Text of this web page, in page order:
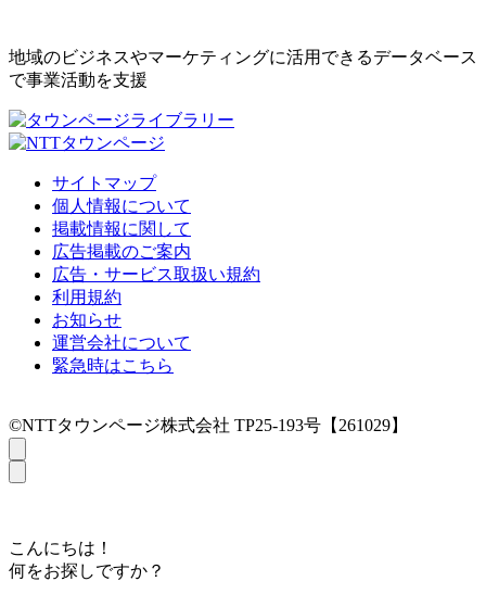
地域のビジネスやマーケティングに活用できるデータベース
で事業活動を支援
サイトマップ
個人情報について
掲載情報に関して
広告掲載のご案内
広告・サービス取扱い規約
利用規約
お知らせ
運営会社について
緊急時はこちら
©NTTタウンページ株式会社 TP25-193号【261029】
こんにちは！
何をお探しですか？